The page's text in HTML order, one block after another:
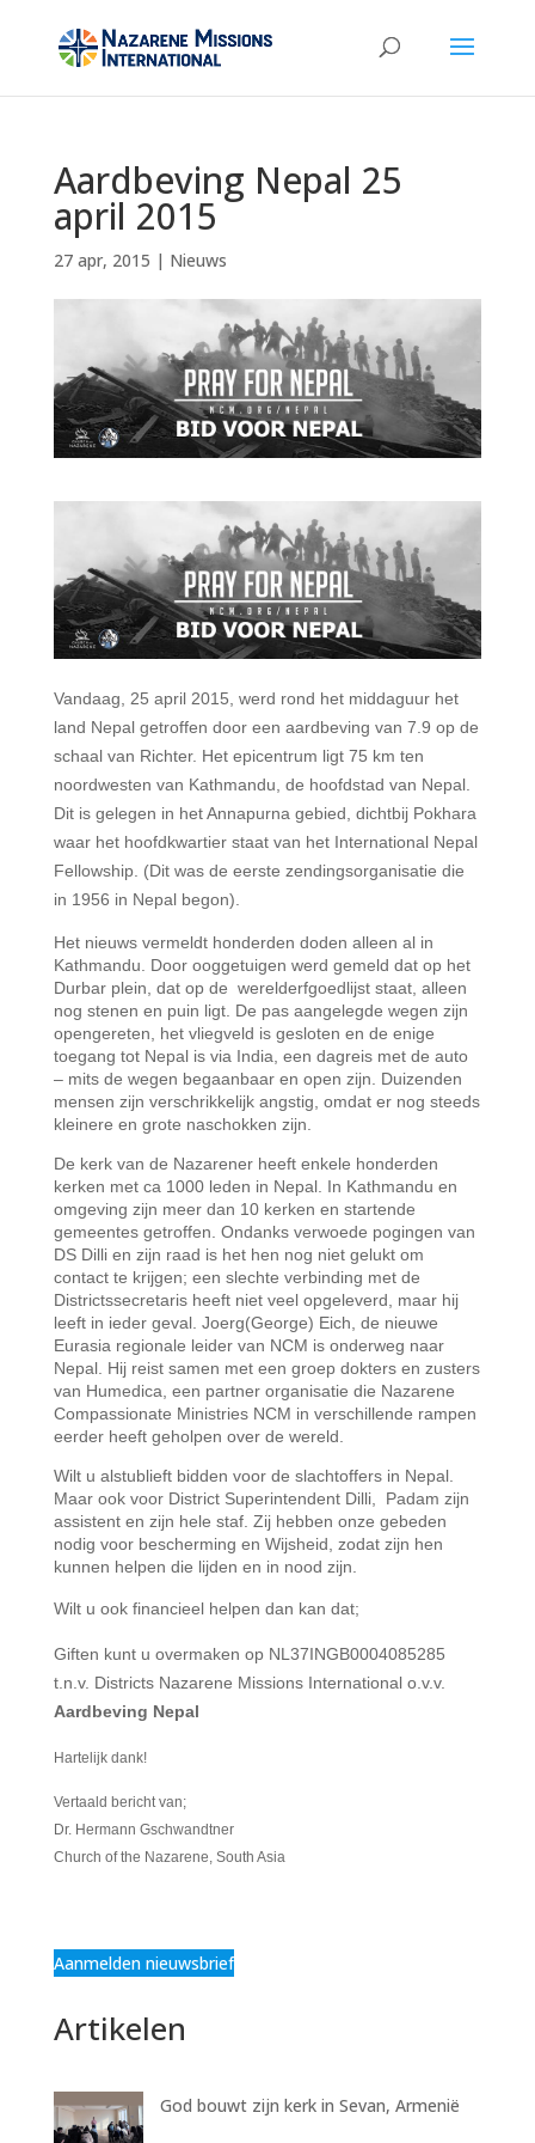
Aardbeving Nepal 25
april 2015
27 apr, 2015 | Nieuws
Vandaag, 25 april 2015, werd rond het middaguur het
land Nepal getroffen door een aardbeving van 7.9 op de
schaal van Richter. Het epicentrum ligt 75 km ten
noordwesten van Kathmandu, de hoofdstad van Nepal.
Dit is gelegen in het Annapurna gebied, dichtbij Pokhara
waar het hoofdkwartier staat van het International Nepal
Fellowship. (Dit was de eerste zendingsorganisatie die
in 1956 in Nepal begon).
Het nieuws vermeldt honderden doden alleen al in
Kathmandu. Door ooggetuigen werd gemeld dat op het
Durbar plein, dat op de werelderfgoedlijst staat, alleen
nog stenen en puin ligt. De pas aangelegde wegen zijn
opengereten, het vliegveld is gesloten en de enige
toegang tot Nepal is via India, een dagreis met de auto
– mits de wegen begaanbaar en open zijn. Duizenden
mensen zijn verschrikkelijk angstig, omdat er nog steeds
kleinere en grote naschokken zijn.
De kerk van de Nazarener heeft enkele honderden
kerken met ca 1000 leden in Nepal. In Kathmandu en
omgeving zijn meer dan 10 kerken en startende
gemeentes getroffen. Ondanks verwoede pogingen van
DS Dilli en zijn raad is het hen nog niet gelukt om
contact te krijgen; een slechte verbinding met de
Districtssecretaris heeft niet veel opgeleverd, maar hij
leeft in ieder geval. Joerg(George) Eich, de nieuwe
Eurasia regionale leider van NCM is onderweg naar
Nepal. Hij reist samen met een groep dokters en zusters
van Humedica, een partner organisatie die Nazarene
Compassionate Ministries NCM in verschillende rampen
eerder heeft geholpen over de wereld.
Wilt u alstublieft bidden voor de slachtoffers in Nepal.
Maar ook voor District Superintendent Dilli, Padam zijn
assistent en zijn hele staf. Zij hebben onze gebeden
nodig voor bescherming en Wijsheid, zodat zijn hen
kunnen helpen die lijden en in nood zijn.
Wilt u ook financieel helpen dan kan dat;
Giften kunt u overmaken op NL37INGB0004085285
t.n.v. Districts Nazarene Missions International o.v.v.
Aardbeving Nepal
Hartelijk dank!
Vertaald bericht van;
Dr. Hermann Gschwandtner
Church of the Nazarene, South Asia
Aanmelden nieuwsbrief
Artikelen
God bouwt zijn kerk in Sevan, Armenië